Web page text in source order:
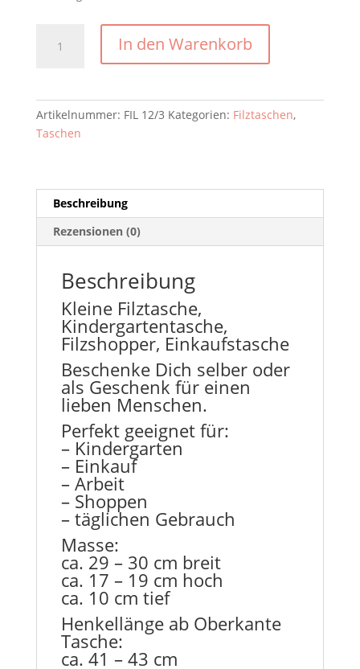
Filztasche,
Menge
In den Warenkorb
Artikelnummer: FIL 12/3 Kategorien: Filztaschen,
Taschen
Beschreibung
Rezensionen (0)
Beschreibung
Kleine Filztasche,
Kindergartentasche,
Filzshopper, Einkaufstasche
Beschenke Dich selber oder
als Geschenk für einen
lieben Menschen.
Perfekt geeignet für:
– Kindergarten
– Einkauf
– Arbeit
– Shoppen
– täglichen Gebrauch
Masse:
ca. 29 – 30 cm breit
ca. 17 – 19 cm hoch
ca. 10 cm tief
Henkellänge ab Oberkante
Tasche:
ca. 41 – 43 cm